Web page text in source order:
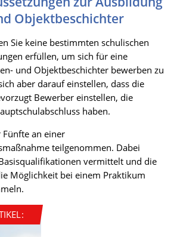
Objektbeschichter
Sie keine bestimmten schulischen
erfüllen, um sich für eine
und Objektbeschichter bewerben zu
aber darauf einstellen, dass die
Bewerber einstellen, die
haben.
an einer
teilgenommen. Dabei
vermittelt und die
Möglichkeit bei einem Praktikum